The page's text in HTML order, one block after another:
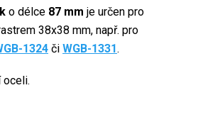
o délce 87 mm je určen pro
38x38 mm, např. pro
1324 či WGB-1331.
oceli.